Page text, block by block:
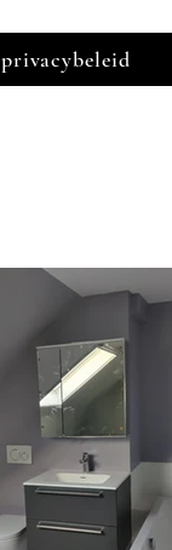
privacybeleid